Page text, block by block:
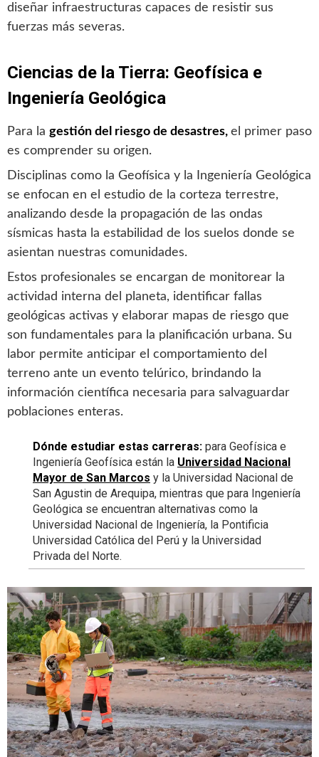
diseñar infraestructuras capaces de resistir sus
fuerzas más severas.
Ciencias de la Tierra: Geofísica e
Ingeniería Geológica
Para la gestión del riesgo de desastres, el primer paso
es comprender su origen.
Disciplinas como la Geofísica y la Ingeniería Geológica
se enfocan en el estudio de la corteza terrestre,
analizando desde la propagación de las ondas
sísmicas hasta la estabilidad de los suelos donde se
asientan nuestras comunidades.
Estos profesionales se encargan de monitorear la
actividad interna del planeta, identificar fallas
geológicas activas y elaborar mapas de riesgo que
son fundamentales para la planificación urbana. Su
labor permite anticipar el comportamiento del
terreno ante un evento telúrico, brindando la
información científica necesaria para salvaguardar
poblaciones enteras.
Dónde estudiar estas carreras: para Geofísica e
Ingeniería Geofísica están la Universidad Nacional
Mayor de San Marcos y la Universidad Nacional de
San Agustin de Arequipa, mientras que para Ingeniería
Geológica se encuentran alternativas como la
Universidad Nacional de Ingeniería, la Pontificia
Universidad Católica del Perú y la Universidad
Privada del Norte.